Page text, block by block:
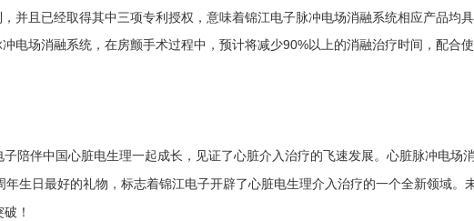
并且已经取得其中三项专利授权，意味着锦江电子脉冲电场消融系统相应产品均
电场消融系统，在房颤手术过程中，预计将减少90%以上的消融治疗时间，配合
子陪伴中国心脏电生理一起成长，见证了心脏介入治疗的飞速发展。心脏脉冲电
年生日最好的礼物，标志着锦江电子开辟了心脏电生理介入治疗的一个全新领域
！